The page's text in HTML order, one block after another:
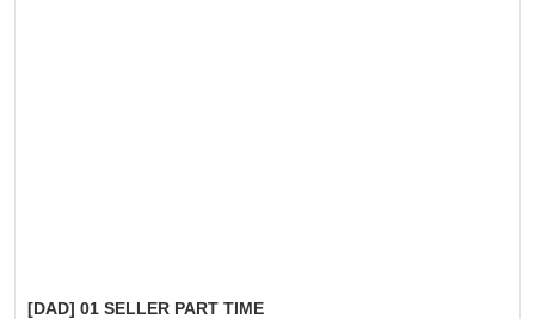
[DAD] 01 SELLER PART TIME